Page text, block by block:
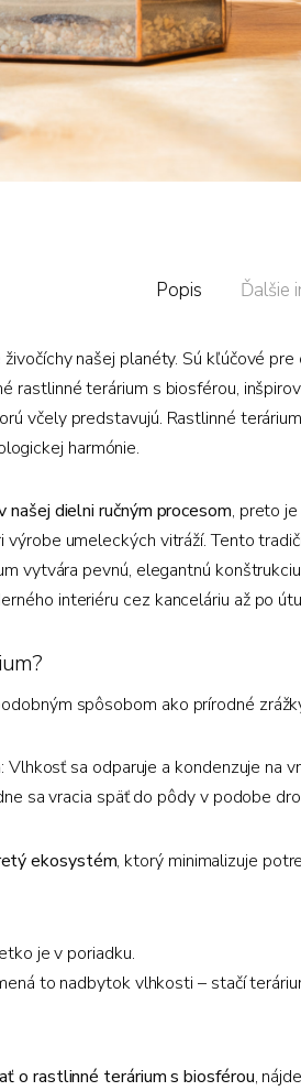
Popis Ďalšie
našej planéty. Sú kľúčové
rastlinné terárium s biosférou,
včely predstavujú. Rastlinné
harmónie.
dielni ručným procesom, preto
výrobe umeleckých vitráží. Tento
vytvára pevnú, elegantnú
interiéru cez kanceláriu až po
spôsobom ako prírodné
: Vlhkosť sa odparuje a kondenzuje na
sa vracia späť do pôdy v podobe
ekosystém, ktorý minimalizuje
je v poriadku.
to nadbytok vlhkosti – stačí
o rastlinné terárium s biosférou,